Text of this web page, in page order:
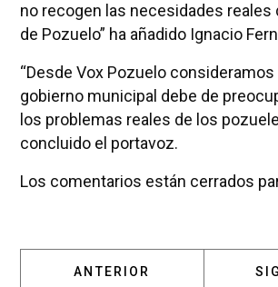
no recogen las necesidades reales
de Pozuelo” ha añadido Ignacio
“Desde Vox Pozuelo consideramos
gobierno municipal debe de
los problemas reales de los
concluido el portavoz.
Los comentarios están cerrados
ARTÍCULO ANTERIOR: VOX
ANTERIOR